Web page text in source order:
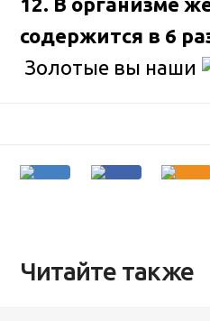
содержится в 6
Золотые вы наши
Читайте также